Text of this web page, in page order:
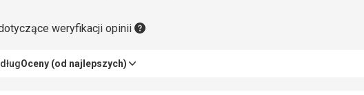
weryfikacji opinii
Oceny (od najlepszych)